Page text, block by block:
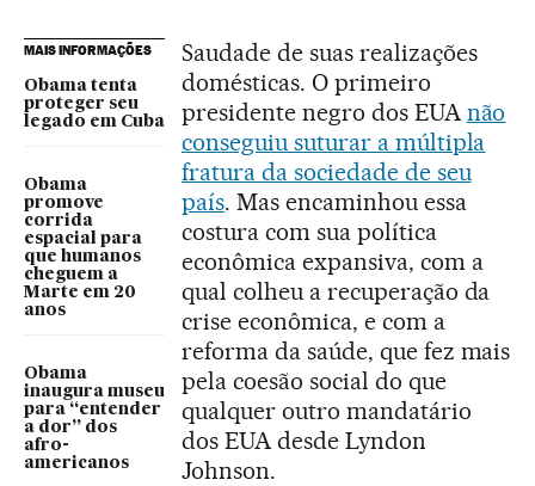
MAIS INFORMAÇÕES
Obama tenta
proteger seu
legado em Cuba
Obama
promove
corrida
espacial para
que humanos
cheguem a
Marte em 20
anos
Obama
inaugura museu
para “entender
a dor” dos
afro-
americanos
Saudade de suas realizações
domésticas. O primeiro
presidente negro dos EUA não
conseguiu suturar a múltipla
fratura da sociedade de seu
país. Mas encaminhou essa
costura com sua política
econômica expansiva, com a
qual colheu a recuperação da
crise econômica, e com a
reforma da saúde, que fez mais
pela coesão social do que
qualquer outro mandatário
dos EUA desde Lyndon
Johnson.